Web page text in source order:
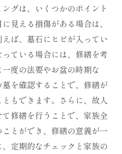
グは、いくつかのポイント
見える損傷がある場合は、
ば、墓石にヒビが入ってい
ている場合には、修繕を考
度の法要やお盆の時期な
を確認することで、修繕が
もできます。さらに、故人
修繕を行うことで、家族全
とができ、修繕の意義が一
定期的なチェックと家族の